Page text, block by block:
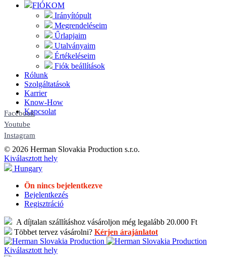
FIÓKOM
Irányítópult
Megrendeléseim
Űrlapjaim
Utalványaim
Értékeléseim
Fiók beállítások
Rólunk
Szolgáltatások
Karrier
Know-How
Kapcsolat
Facebook
Youtube
Instagram
© 2026 Herman Slovakia Production s.r.o.
Kiválasztott hely
Hungary
Ön nincs bejelentkezve
Bejelentkezés
Regisztráció
A díjtalan szállításhoz vásároljon még legalább 20.000 Ft
Többet tervez vásárolni? Kérjen árajánlatot
Kiválasztott hely